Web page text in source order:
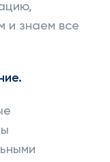
и знаем все